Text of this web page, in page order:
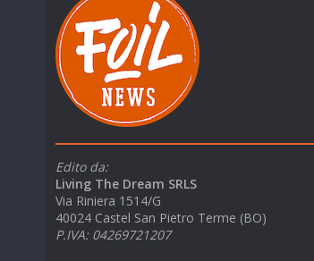
Edito da:
Living The Dream SRLS
Via Riniera 1514/G
40024 Castel San Pietro Terme (BO)
P.IVA: 04269721207